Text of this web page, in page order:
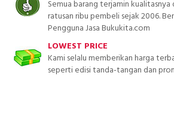
Semua barang terjamin
ratusan ribu pembeli sejak 2006.
Pengguna Jasa Bukukita.com
LOWEST PRICE
Kami selalu memberikan harga
seperti edisi tanda-tangan dan